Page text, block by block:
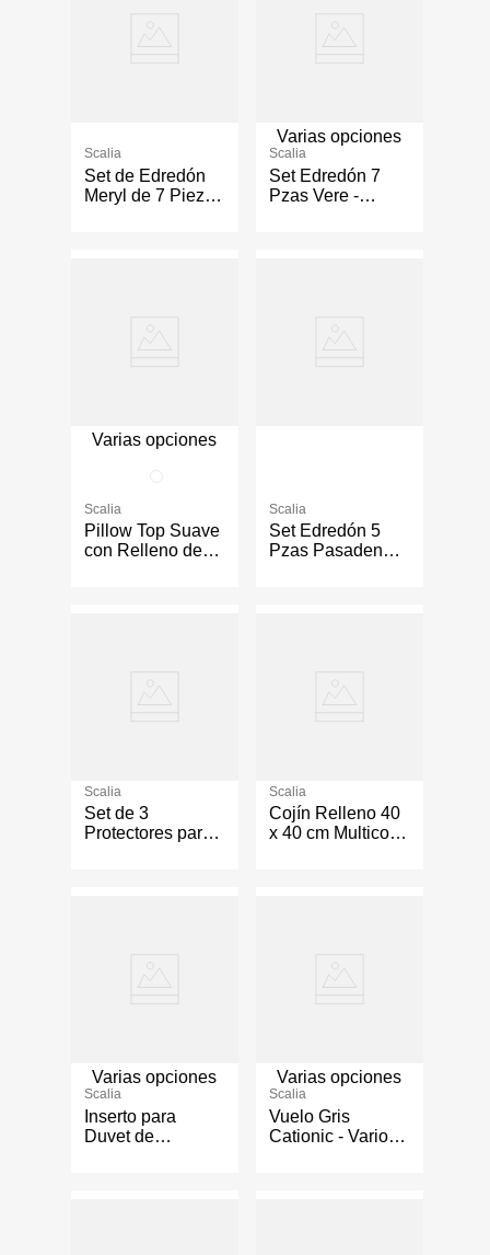
Scalia
Set de Edredón
Meryl de 7 Piezas
Varias opciones
Scalia
Set Edredón 7
Pzas Vere -
Varias opciones
Scalia
Pillow Top Suave
con Relleno de
Scalia
Set Edredón 5
Pzas Pasadena -
Scalia
Set de 3
Protectores para
Scalia
Cojín Relleno 40
x 40 cm Multicolor
Varias opciones
Scalia
Inserto para
Duvet de
Varias opciones
Scalia
Vuelo Gris
Cationic - Varios